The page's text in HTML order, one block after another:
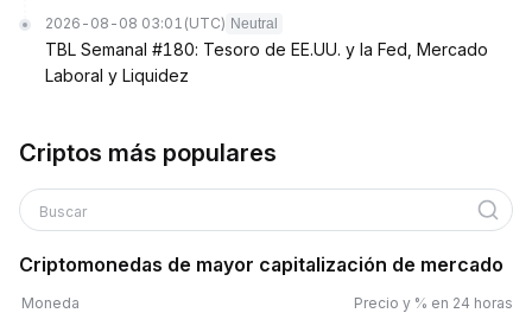
2026-08-08 03:01 (UTC) Neutral
TBL Semanal #180: Tesoro de EE.UU. y la Fed, Mercado
Laboral y Liquidez
Criptos más populares
Buscar
Criptomonedas de mayor capitalización de mercado
Moneda Precio y % en 24 horas